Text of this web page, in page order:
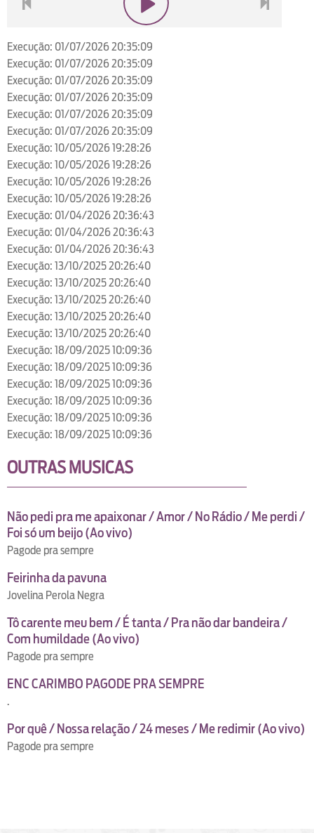
Execução: 01/07/2026 20:35:09
Execução: 01/07/2026 20:35:09
Execução: 01/07/2026 20:35:09
Execução: 01/07/2026 20:35:09
Execução: 01/07/2026 20:35:09
Execução: 01/07/2026 20:35:09
Execução: 10/05/2026 19:28:26
Execução: 10/05/2026 19:28:26
Execução: 10/05/2026 19:28:26
Execução: 10/05/2026 19:28:26
Execução: 01/04/2026 20:36:43
Execução: 01/04/2026 20:36:43
Execução: 01/04/2026 20:36:43
Execução: 13/10/2025 20:26:40
Execução: 13/10/2025 20:26:40
Execução: 13/10/2025 20:26:40
Execução: 13/10/2025 20:26:40
Execução: 13/10/2025 20:26:40
Execução: 18/09/2025 10:09:36
Execução: 18/09/2025 10:09:36
Execução: 18/09/2025 10:09:36
Execução: 18/09/2025 10:09:36
Execução: 18/09/2025 10:09:36
Execução: 18/09/2025 10:09:36
OUTRAS MUSICAS
Não pedi pra me apaixonar / Amor / No Rádio / Me perdi /
Foi só um beijo (Ao vivo)
Pagode pra sempre
Feirinha da pavuna
Jovelina Perola Negra
Tô carente meu bem / É tanta / Pra não dar bandeira /
Com humildade (Ao vivo)
Pagode pra sempre
ENC CARIMBO PAGODE PRA SEMPRE
.
Por quê / Nossa relação / 24 meses / Me redimir (Ao vivo)
Pagode pra sempre